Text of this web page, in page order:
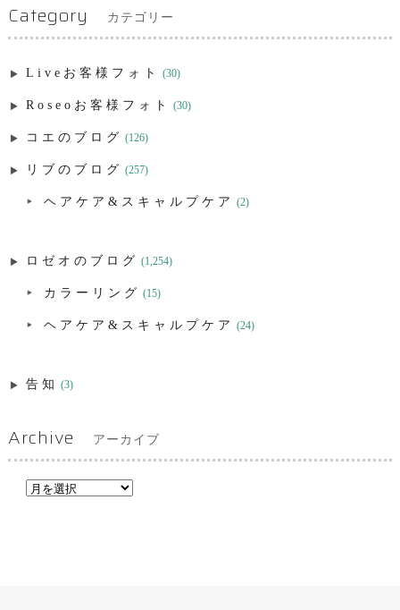
Category カテゴリー
Liveお客様フォト (30)
Roseoお客様フォト (30)
コエのブログ (126)
リブのブログ (257)
ヘアケア&スキャルプケア (2)
ロゼオのブログ (1,254)
カラーリング (15)
ヘアケア&スキャルプケア (24)
告知 (3)
Archive アーカイブ